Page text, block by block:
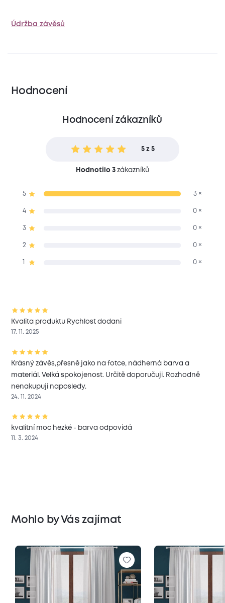
Údržba závěsů
Hodnocení
Hodnocení zákazníků
5 z 5
Hodnotilo 3zákazníků
5 3 ×
4 0 ×
3 0 ×
2 0 ×
0 ×
Kvalita produktu Rychlost dodani
17. 11. 2025
Krásný závěs,přesně jako na fotce, nádherná barva a
materiál. Velká spokojenost. Určitě doporučuji. Rozhodně
nenakupuji naposledy.
24. 11. 2024
kvalitní moc hezké - barva odpovídá
11. 3. 2024
Mohlo by Vás zajímat